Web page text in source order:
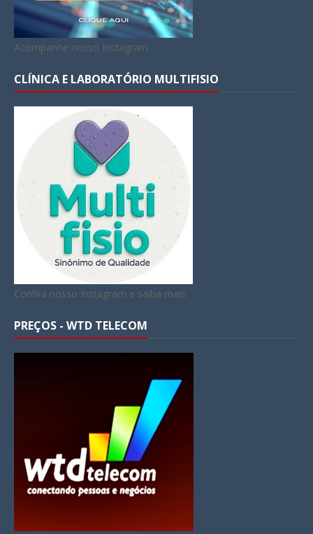
Acompanhe nosso Instagram
CLÍNICA E LABORATÓRIO MULTIFISIO
Confira nosso Instagram e saiba mais
PREÇOS - WTD TELECOM